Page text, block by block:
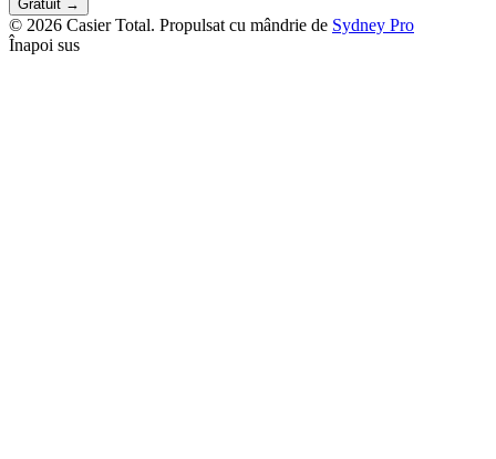
Gratuit →
© 2026 Casier Total. Propulsat cu mândrie de Sydney Pro
Înapoi sus